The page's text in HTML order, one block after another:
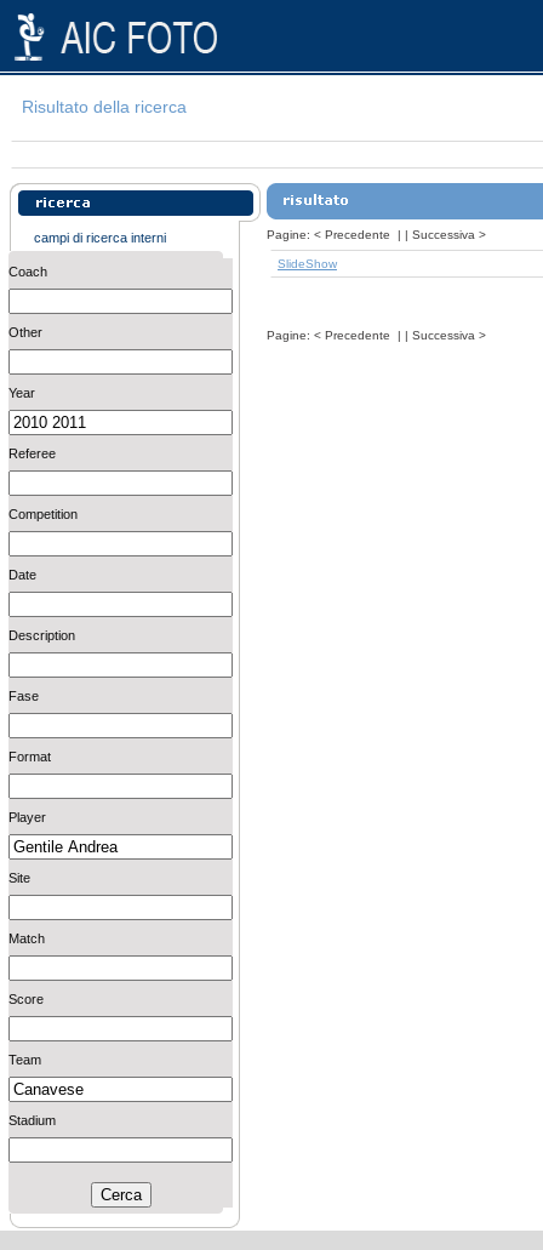
Risultato della ricerca
campi di ricerca interni
Coach
Other
Year
Referee
Competition
Date
Description
Fase
Format
Player
Site
Match
Score
Team
Stadium
Pagine: < Precedente | | Successiva >
SlideShow
Pagine: < Precedente | | Successiva >